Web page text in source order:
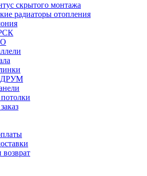
скрытого монтажа
радиаторы отопления
возврат